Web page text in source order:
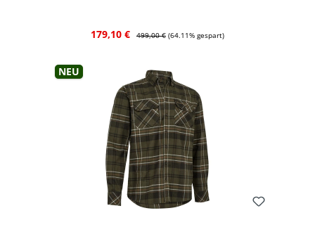
Verkaufspreis:
179,10 € Regulärer Preis:
499,00 € (64.11% gespart)
Neu